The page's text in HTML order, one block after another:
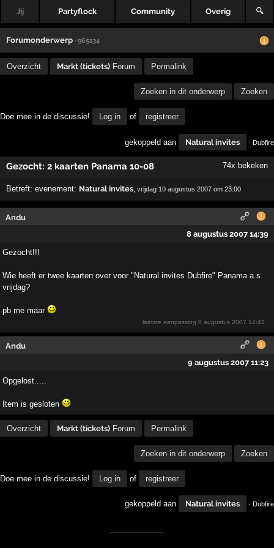
Jij Partyflock Community Overig 🔍
Forumonderwerp · 965134
Overzicht Markt (tickets) Forum Permalink
Zoeken in dit onderwerp Zoeken
Doe mee in de discussie! Log in of registreer
gekoppeld aan Natural invites · Dubfire
Gezocht: 2 kaarten Panama 10-08 74x bekeken
Betreft:evenement: Natural invites ,vrijdag 10 augustus 2007 om 23:00
Andu
8 augustus 2007 14:39
Gezocht!!!
Wie heeft er twee kaarten over voor "Natural invites Dubfire" Panama a.s.
vrijdag?
pb me maar
laatste aanpassing8 augustus 2007 14:42
Andu
9 augustus 2007 11:23
Opgelost.....
Item is gesloten
Overzicht Markt (tickets) Forum Permalink
Zoeken in dit onderwerp Zoeken
Doe mee in de discussie! Log in of registreer
gekoppeld aan Natural invites · Dubfire